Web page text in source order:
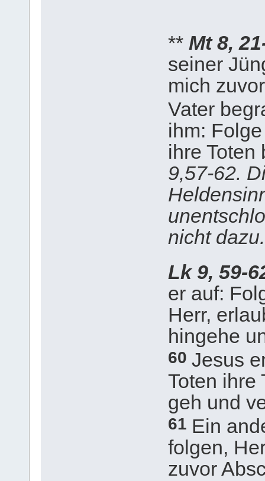
** Mt 8,
seiner
mich
Vater
ihm:
ihre
9,57-62.
nicht dazu.
Lk 9, 59-
er auf:
Herr,
hingehe
60 Jesus
Toten ihre
geh und
61 Ein
folgen,
zuvor